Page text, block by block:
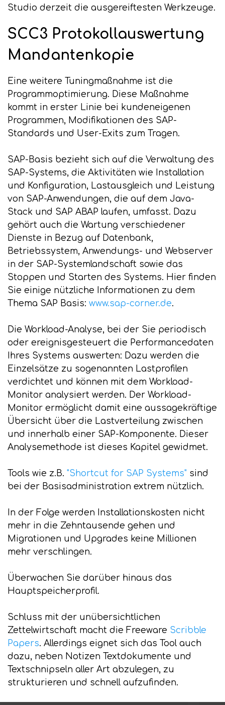
Studio derzeit die ausgereiftesten Werkzeuge.
SCC3 Protokollauswertung
Mandantenkopie
Eine weitere Tuningmaßnahme ist die
Programmoptimierung. Diese Maßnahme
kommt in erster Linie bei kundeneigenen
Programmen, Modifikationen des SAP-
Standards und User-Exits zum Tragen.
SAP-Basis bezieht sich auf die Verwaltung des
SAP-Systems, die Aktivitäten wie Installation
und Konfiguration, Lastausgleich und Leistung
von SAP-Anwendungen, die auf dem Java-
Stack und SAP ABAP laufen, umfasst. Dazu
gehört auch die Wartung verschiedener
Dienste in Bezug auf Datenbank,
Betriebssystem, Anwendungs- und Webserver
in der SAP-Systemlandschaft sowie das
Stoppen und Starten des Systems. Hier finden
Sie einige nützliche Informationen zu dem
Thema SAP Basis: www.sap-corner.de.
Die Workload-Analyse, bei der Sie periodisch
oder ereignisgesteuert die Performancedaten
Ihres Systems auswerten: Dazu werden die
Einzelsätze zu sogenannten Lastprofilen
verdichtet und können mit dem Workload-
Monitor analysiert werden. Der Workload-
Monitor ermöglicht damit eine aussagekräftige
Übersicht über die Lastverteilung zwischen
und innerhalb einer SAP-Komponente. Dieser
Analysemethode ist dieses Kapitel gewidmet.
Tools wie z.B. "Shortcut for SAP Systems" sind
bei der Basisadministration extrem nützlich.
In der Folge werden Installationskosten nicht
mehr in die Zehntausende gehen und
Migrationen und Upgrades keine Millionen
mehr verschlingen.
Überwachen Sie darüber hinaus das
Hauptspeicherprofil.
Schluss mit der unübersichtlichen
Zettelwirtschaft macht die Freeware Scribble
Papers. Allerdings eignet sich das Tool auch
dazu, neben Notizen Textdokumente und
Textschnipseln aller Art abzulegen, zu
strukturieren und schnell aufzufinden.